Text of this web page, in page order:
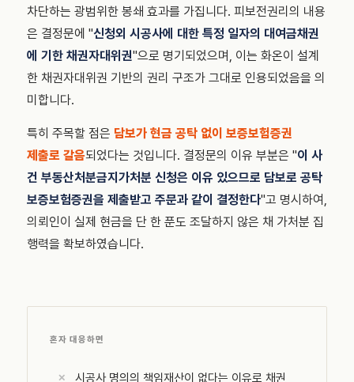
차단하는 광범위한 봉쇄 효과를 가집니다. 피보전권리의 내용
은 결정문에 "신청외 시공사에 대한 특정 일자의 대여금채권
에 기한 채권자대위권"으로 명기되었으며, 이는 화온이 설계
한 채권자대위권 기반의 권리 구조가 그대로 인용되었음을 의
미합니다.
특히 주목할 점은 담보가 현금 공탁 없이 보증보험증권
제출로 갈음되었다는 것입니다. 결정문의 이유 부분은 "이 사
건 부동산처분금지가처분 신청은 이유 있으므로 담보로 공탁
보증보험증권을 제출받고 주문과 같이 결정한다"고 명시하여,
의뢰인이 실제 현금을 단 한 푼도 조달하지 않은 채 가처분 집
행력을 확보하였습니다.
혼자 대응하면
시공사 명의의 책임재산이 없다는 이유로 채권